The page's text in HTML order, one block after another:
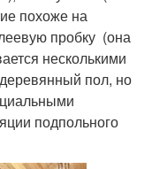
похоже на
пробку (она
несколькими
пол, но
подпольного